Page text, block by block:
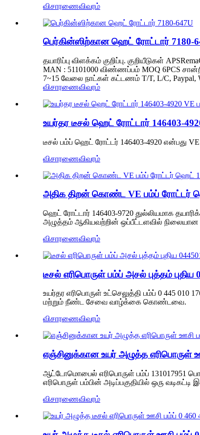
விசாரணைவிவரம்
பெர்கின்ஸிற்கான ஹெட் ரோட்டார் 7180-
தயாரிப்பு விளக்கம் குறிப்பு. குறியீடுகள்
MAN : 51101000 விண்ணப்பம் MOQ 6PCS
7~15 வேலை நாட்கள் கட்டணம் T/T, L/C,
விசாரணைவிவரம்
உயர்தர டீசல் ஹெட் ரோட்டார் 146403-
டீசல் பம்ப் ஹெட் ரோட்டர் 146403-4920 என்பது
விசாரணைவிவரம்
அதிக திறன் கொண்ட VE பம்ப் ரோட்டர்
ஹெட் ரோட்டார் 146403-9720 துல்லியமாக
அழுத்தம் ஆகியவற்றின் ஒப்பீட்டளவில்
விசாரணைவிவரம்
டீசல் எரிபொருள் பம்ப் அசல் புத்தம் புதிய
உயர்தர எரிபொருள் உட்செலுத்தி பம்ப் 0 445
மற்றும் நீண்ட சேவை வாழ்க்கை கொண்டவை.
விசாரணைவிவரம்
எஞ்சினுக்கான உயர் அழுத்த எரிபொருள்
ஆட்டோமொபைல் எரிபொருள் பம்ப் 131017951
எரிபொருள் பம்பின் அடிப்பகுதியில் ஒரு
விசாரணைவிவரம்